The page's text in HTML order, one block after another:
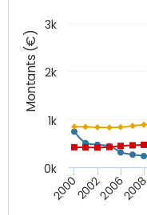
Montants (€)
2000200220062008
0k
1k
2k
3k